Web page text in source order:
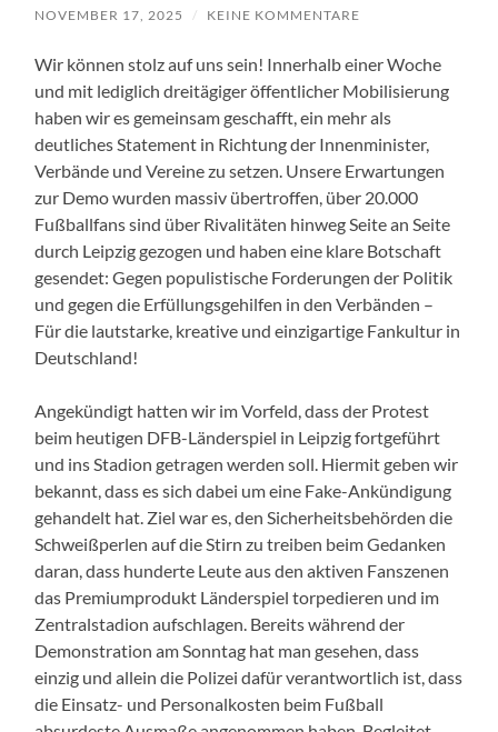
NOVEMBER 17, 2025 / KEINE KOMMENTARE
Wir können stolz auf uns sein! Innerhalb einer Woche
und mit lediglich dreitägiger öffentlicher Mobilisierung
haben wir es gemeinsam geschafft, ein mehr als
deutliches Statement in Richtung der Innenminister,
Verbände und Vereine zu setzen. Unsere Erwartungen
zur Demo wurden massiv übertroffen, über 20.000
Fußballfans sind über Rivalitäten hinweg Seite an Seite
durch Leipzig gezogen und haben eine klare Botschaft
gesendet: Gegen populistische Forderungen der Politik
und gegen die Erfüllungsgehilfen in den Verbänden –
Für die lautstarke, kreative und einzigartige Fankultur in
Deutschland!
Angekündigt hatten wir im Vorfeld, dass der Protest
beim heutigen DFB-Länderspiel in Leipzig fortgeführt
und ins Stadion getragen werden soll. Hiermit geben wir
bekannt, dass es sich dabei um eine Fake-Ankündigung
gehandelt hat. Ziel war es, den Sicherheitsbehörden die
Schweißperlen auf die Stirn zu treiben beim Gedanken
daran, dass hunderte Leute aus den aktiven Fanszenen
das Premiumprodukt Länderspiel torpedieren und im
Zentralstadion aufschlagen. Bereits während der
Demonstration am Sonntag hat man gesehen, dass
einzig und allein die Polizei dafür verantwortlich ist, dass
die Einsatz- und Personalkosten beim Fußball